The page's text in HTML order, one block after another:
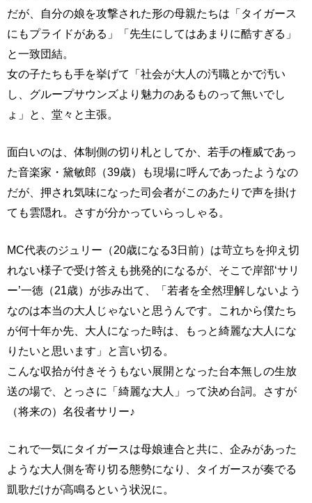
だが、自分の娘を攻撃された形の母親たちは「タイガース
にもプライドがある」「先生にしてはあまりに酷すぎる」
と一致団結。
女の子たちも手を挙げて「社会が大人の汚職とかで汚い
し、グループサウンズより魅力のあるものって無いでし
ょ」と、堂々と主張。
面白いのは、体制側の切り札としてか、若手の権威であっ
た音楽家・黛敏郎（39歳）も現場に呼んであったようなの
だが、押され気味になった司会者がこのあたりで声を掛け
ても雲隠れ。さすが分かっていらっしゃる。
MC代表のジュリー（20歳になる3日前）は苛立ちを抑え切
れない様子で受け答えも挑発的になるが、そこで岸部‘サリ
ー’一徳（21歳）が歩み出て、「若者を全然理解しないよう
なのは本当の大人じゃないと思うんです。これから僕たち
が何十年か先、大人になった時は、もっと綺麗な大人にな
りたいと思います」と言い切る。
こんな収拾が付きそうもない展開となった台本無しの生放
送の場で、とっさに「綺麗な大人」って決め台詞。さすが
（将来の）名役者サリー♪
これで一気にタイガースは母娘連合と共に、企みがあった
ような大人側を寄り切る態勢になり、タイガースが奏でる
凱歌だけが高鳴るという状況に。